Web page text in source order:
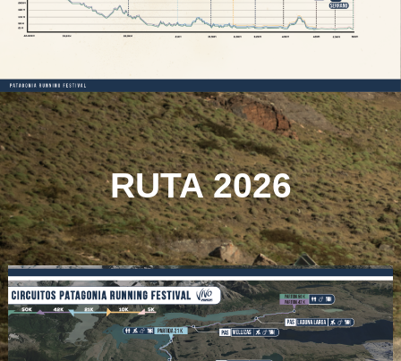
RUTA 2026